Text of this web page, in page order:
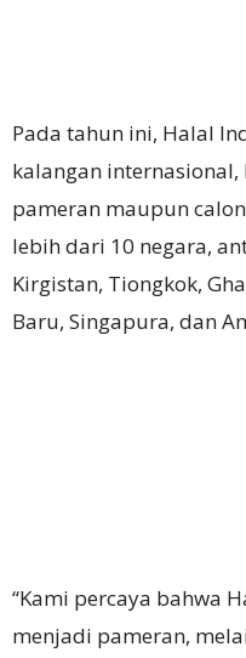
Pada tahun ini, Halal
kalangan
pameran maupun
lebih dari 10 negara,
Kirgistan, Tiongkok,
Baru, Singapura, dan
“Kami percaya bahwa
menjadi pameran,